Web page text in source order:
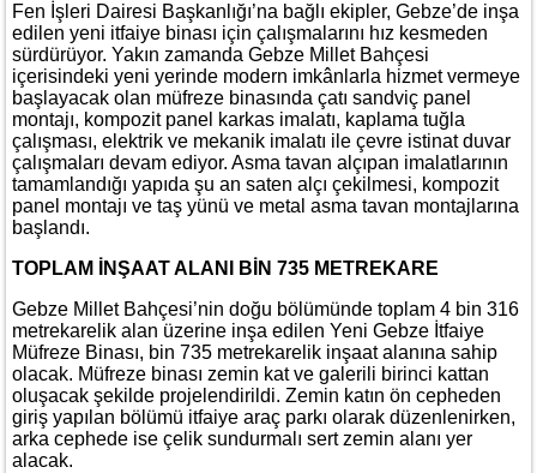
Fen İşleri Dairesi Başkanlığı’na bağlı ekipler, Gebze’de inşa
edilen yeni itfaiye binası için çalışmalarını hız kesmeden
sürdürüyor. Yakın zamanda Gebze Millet Bahçesi
içerisindeki yeni yerinde modern imkânlarla hizmet vermeye
başlayacak olan müfreze binasında çatı sandviç panel
montajı, kompozit panel karkas imalatı, kaplama tuğla
çalışması, elektrik ve mekanik imalatı ile çevre istinat duvar
çalışmaları devam ediyor. Asma tavan alçıpan imalatlarının
tamamlandığı yapıda şu an saten alçı çekilmesi, kompozit
panel montajı ve taş yünü ve metal asma tavan montajlarına
başlandı.
TOPLAM İNŞAAT ALANI BİN 735 METREKARE
Gebze Millet Bahçesi’nin doğu bölümünde toplam 4 bin 316
metrekarelik alan üzerine inşa edilen Yeni Gebze İtfaiye
Müfreze Binası, bin 735 metrekarelik inşaat alanına sahip
olacak. Müfreze binası zemin kat ve galerili birinci kattan
oluşacak şekilde projelendirildi. Zemin katın ön cepheden
giriş yapılan bölümü itfaiye araç parkı olarak düzenlenirken,
arka cephede ise çelik sundurmalı sert zemin alanı yer
alacak.